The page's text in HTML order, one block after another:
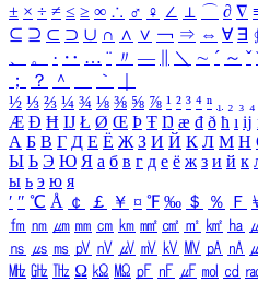
± × ÷ ≠ ≤ ≥ ∞ ∴ ♂ ♀ ∠ ⊥ ⌒ ∂ ∇
⊆ ⊇ ⊂ ⊃ ∪ ∩ ∧ ∨ ￢ ⇒ ⇔ ∀ ∃
、
。 · ‥ … ¨ 〃 ― ＼ ∼ ´ ～ ˇ
；
？ ＾ ｀
½ ⅓ ⅔ ¼ ¾ ⅛ ⅜ ⅝ ⅞ ¹ ² ³ ⁴ ⁿ ₁ ₂ ₃ ₄
Æ Ð Ħ Ĳ Ł Ø Œ Þ Ŧ Ŋ æ đ ð ħ ı ĳ
А Б В Г Д Е Ё Ж З И Й К Л М Н
Ы Ь Э Ю Я а б в г д е ё ж з и й к
ы ь э ю я
′ ″ ℃ Å ￠ ￡ ￥ ¤ ℉ ‰ ＄ ％ Ｆ
㎙ ㎚ ㎛ ㎜ ㎝ ㎞ ㎟ ㎠ ㎡ ㎢ ㏊
㎱ ㎲ ㎳ ㎴ ㎵ ㎶ ㎷ ㎸ ㎹ ㎀ ㎁
㎒ ㎓ ㎔ Ω ㏀ ㏁ ㎊ ㎋ ㎌ ㏖ ㏅